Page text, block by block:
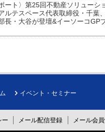
ート〉第25回不動産ソリューシ
ルテスペース代表取締役・千葉
長・大谷が登壇&イーソーコGP
イベント・セミナー
ー メール配信登録 メール会